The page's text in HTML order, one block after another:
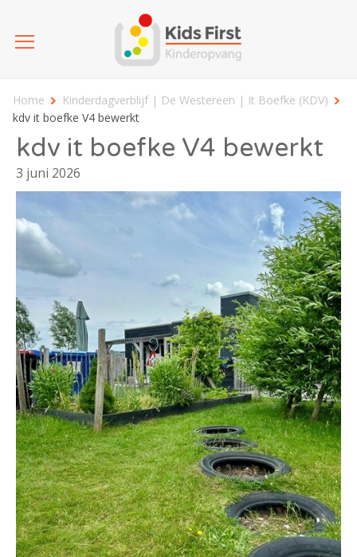
Home
Kinderdagverblijf | De Westereen | It Boefke (KDV)
kdv it boefke V4 bewerkt
kdv it boefke V4 bewerkt
3 juni 2026